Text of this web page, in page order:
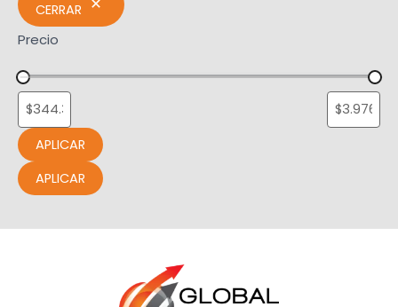
CERRAR
Precio
APLICAR
APLICAR